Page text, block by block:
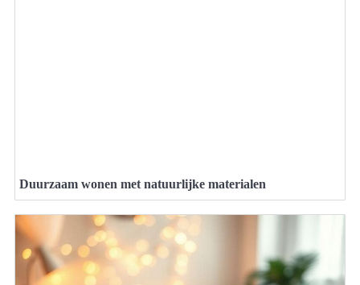
Duurzaam wonen met natuurlijke materialen